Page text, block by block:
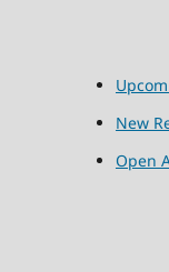
New
Open